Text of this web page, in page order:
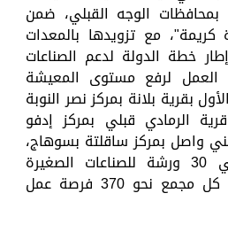
الوجه القبلي، ضمن
كريمة"، مع تزويدها بالمعدات
خطة الدولة لدعم الصناعات
العمل لرفع مستوى المعيشة
بقرية بلانة بمركز نصر النوبة
الرمادي قبلي بمركز إدفو
واصل بمركز ساقلتة بسوهاج،
ويضم كل مجمع حرفي 30 ورشة للصناعات الصغيرة
ومتناهية الصغر، ويتيح كل مجمع نحو 370 فرصة عمل